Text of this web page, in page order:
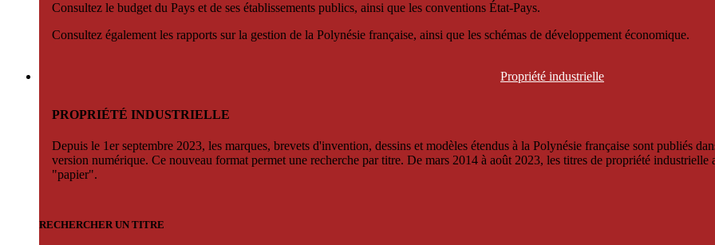
Consultez le budget du Pays et de ses établissements publics, ainsi que les conventions État-Pays.
Consultez également les rapports sur la gestion de la Polynésie française, ainsi que les schémas de développement économique.
Propriété industrielle
PROPRIÉTÉ INDUSTRIELLE
Depuis le 1er septembre 2023, les marques, brevets d'invention, dessins et modèles étendus à la Polynésie française sont publiés
version numérique. Ce nouveau format permet une recherche par titre. De mars 2014 à août 2023, les titres de propriété
"papier".
RECHERCHER UN TITRE